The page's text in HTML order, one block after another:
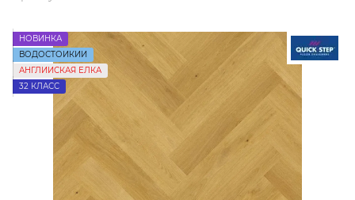
НОВИНКА
ВОДОСТОЙКИЙ
АНГЛИЙСКАЯ ЕЛКА
32 КЛАСС